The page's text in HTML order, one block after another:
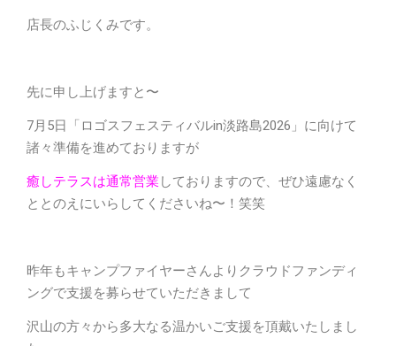
店長のふじくみです。
先に申し上げますと〜
7月5日「ロゴスフェスティバルin淡路島2026」に向けて
諸々準備を進めておりますが
癒しテラスは通常営業 しておりますので、ぜひ遠慮なく
ととのえにいらしてくださいね〜！笑笑
昨年もキャンプファイヤーさんよりクラウドファンディ
ングで支援を募らせていただきまして
沢山の方々から多大なる温かいご支援を頂戴いたしまし